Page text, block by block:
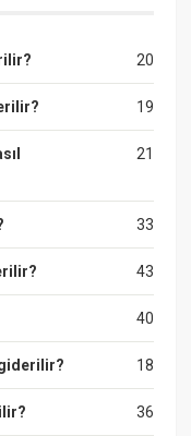
20
19
21
33
43
40
18
36